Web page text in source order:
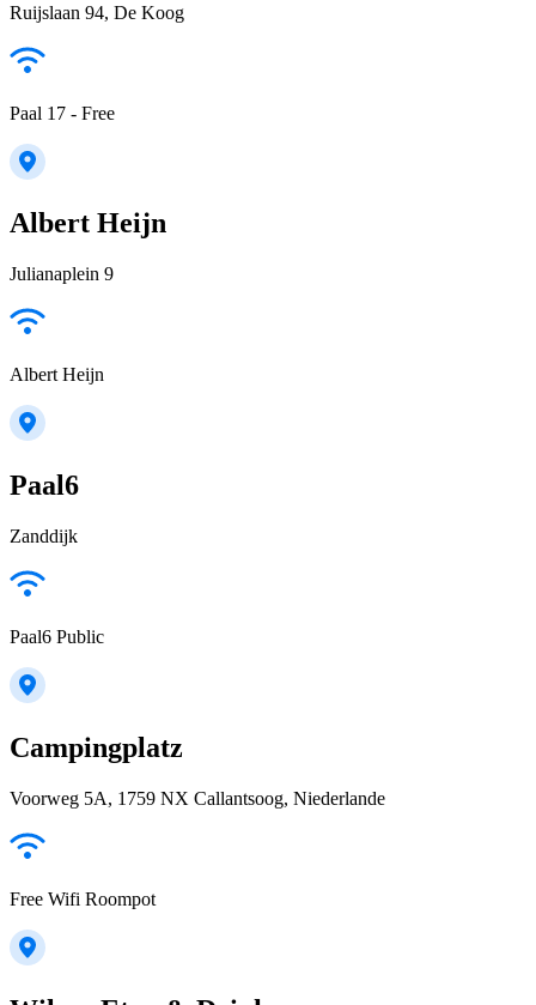
Ruijslaan 94, De Koog
Paal 17 - Free
Albert Heijn
Julianaplein 9
Albert Heijn
Paal6
Zanddijk
Paal6 Public
Campingplatz
Voorweg 5A, 1759 NX Callantsoog, Niederlande
Free Wifi Roompot